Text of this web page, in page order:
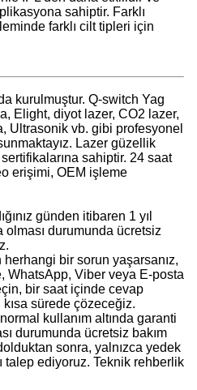
sahiptir. Farklı
farklı cilt tipleri için
kurulmuştur. Q-switch Yag
Elight, diyot lazer, CO2 lazer,
Ultrasonik vb. gibi profesyonel
Lazer güzellik
sahiptir. 24 saat
erişimi, OEM işleme
günden itibaren 1 yıl
olması durumunda ücretsiz
bir sorun yaşarsanız,
WhatsApp, Viber veya E-posta
bir saat içinde cevap
kısa sürede çözeceğiz.
kullanım altında garanti
durumunda ücretsiz bakım
sonra, yalnızca yedek
talep ediyoruz. Teknik rehberlik